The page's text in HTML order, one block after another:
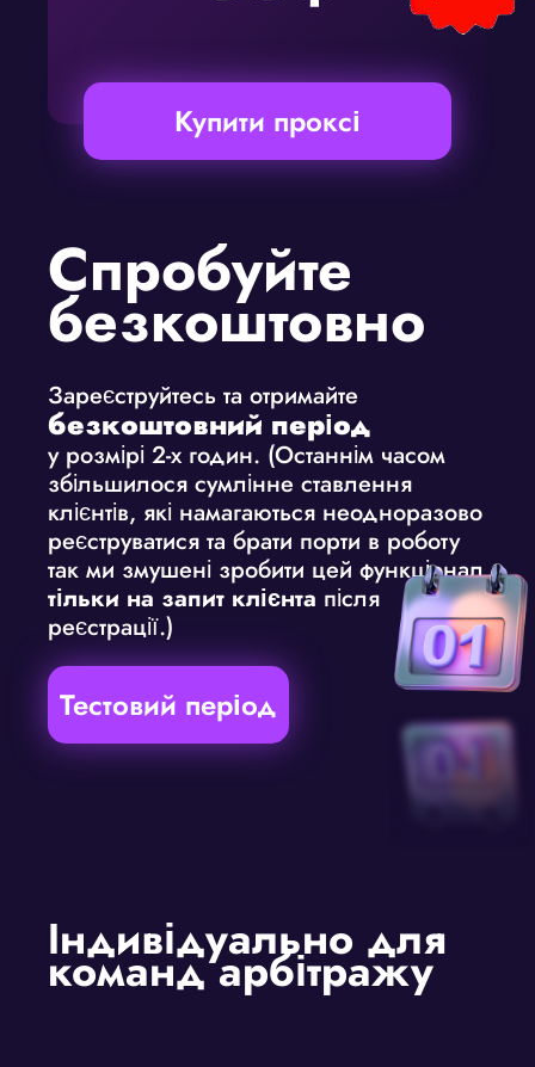
Купити проксі
Спробуйте
безкоштовно
Зареєструйтесь та отримайте
безкоштовний період
у розмірі 2-х годин. (Останнім часом
збільшилося сумлінне ставлення
клієнтів, які намагаються неодноразово
реєструватися та брати порти в роботу
так ми змушені зробити цей функціонал
тільки на запит клієнта після
реєстрації.)
Тестовий період
Індивідуально для
команд арбітражу